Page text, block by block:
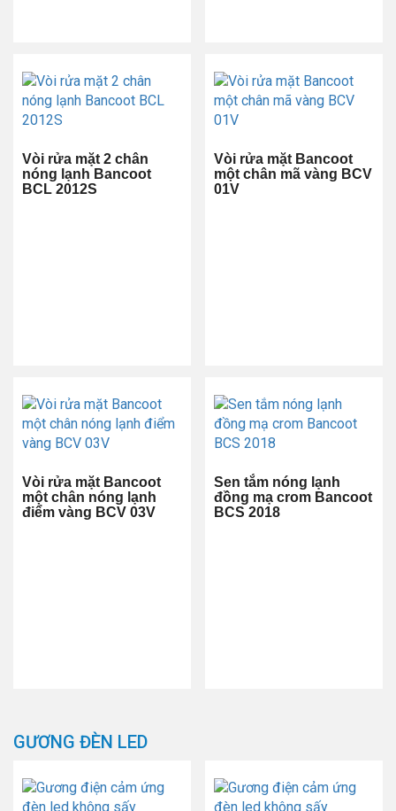
Vòi rửa mặt 2 chân
nóng lạnh Bancoot
BCL 2012S
Vòi rửa mặt Bancoot
một chân mã vàng BCV
01V
Vòi rửa mặt Bancoot
một chân nóng lạnh
điểm vàng BCV 03V
Sen tắm nóng lạnh
đồng mạ crom Bancoot
BCS 2018
GƯƠNG ĐÈN LED